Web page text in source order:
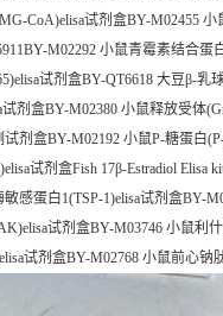
CoA)elisa试剂盒BY-M02455
M02292 小鼠青霉素结合蛋
试剂盒BY-QT6618 大豆β-乳
剂盒BY-M02380 小鼠释放受体
剂盒BY-M02192 小鼠P-糖蛋白
试剂盒Fish 17β-Estradiol Elisa
感蛋白1(TSP-1)elisa试剂盒BY-
试剂盒BY-M03746 小鼠利
试剂盒BY-M02768 小鼠前心钠